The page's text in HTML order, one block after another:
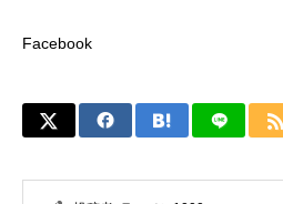
Facebook